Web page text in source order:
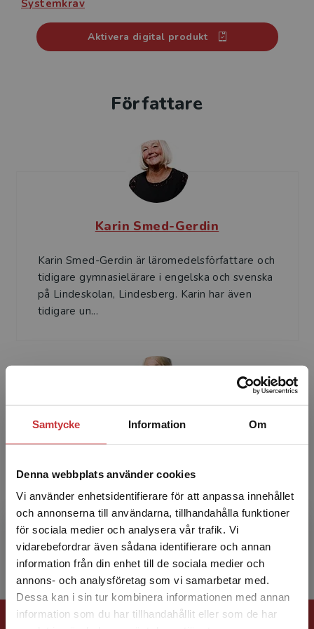
Samtycke Information Om
Denna webbplats använder cookies
Vi använder enhetsidentifierare för att anpassa innehållet
och annonserna till användarna, tillhandahålla funktioner
för sociala medier och analysera vår trafik. Vi
vidarebefordrar även sådana identifierare och annan
information från din enhet till de sociala medier och
annons- och analysföretag som vi samarbetar med.
Dessa kan i sin tur kombinera informationen med annan
information som du har tillhandahållit eller som de har
Begränsad fraktregion
Det verkar som att du besöker
Lärarhandledningen avslutas med kapitlet
Extramaterial som innehåller uppgifter för att arbeta
skrivmallar till flashcards och rollkort för diskussioner.
Flera av de kapitel och texter som hör till det digitala
Slutligen har du i lärarpaketet tillgång till både
handboken och lärarhandledningen i e-boksformat.
Systemkrav
Aktivera digital produkt
Författare
Karin Smed-Gerdin
Karin Smed-Gerdin är läromedelsförfattare och
tidigare gymnasielärare i engelska och svenska
på Lindeskolan, Lindesberg. Karin har även
tidigare un...
Eva Hedencrona
Eva Hedencrona är känd bl.a. för läromedlen
Progress Gold, Magic! samt Kontext och har
många års erfarenhet av engelsk- och
svenskundervisning – fr...
Förlagskontakt